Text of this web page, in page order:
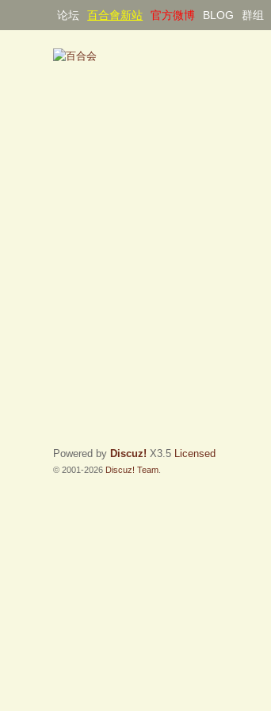
论坛 百合會新站 官方微博 BLOG 群组
Powered by Discuz! X3.5 Licensed
© 2001-2026 Discuz! Team